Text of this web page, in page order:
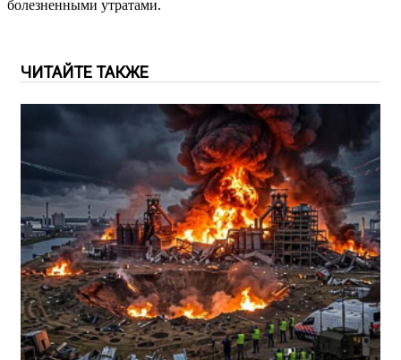
болезненными утратами.
ЧИТАЙТЕ ТАКЖЕ